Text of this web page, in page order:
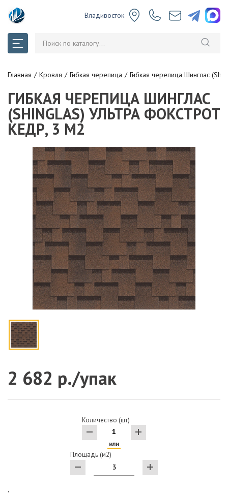
Владивосток
Главная Кровля Гибкая черепица Гибкая черепица Шинглас
ГИБКАЯ ЧЕРЕПИЦА ШИНГЛАС
(SHINGLAS) УЛЬТРА ФОКСТРОТ
КЕДР, 3 М2
2 682 р./упак
Количество (шт)
или
Площадь (м2)